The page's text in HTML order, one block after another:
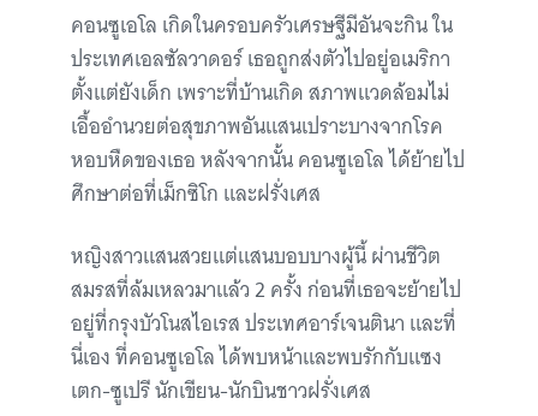
คอนซูเอโล เกิดในครอบครัวเศรษฐีมีอันจะกิน ใน
ประเทศเอลซัลวาดอร์ เธอถูกส่งตัวไปอยู่อเมริกา
ตั้งแต่ยังเด็ก เพราะที่บ้านเกิด สภาพแวดล้อมไม่
เอื้ออำนวยต่อสุขภาพอันแสนเปราะบางจากโรค
หอบหืดของเธอ หลังจากนั้น คอนซูเอโล ได้ย้ายไป
ศึกษาต่อที่เม็กซิโก และฝรั่งเศส
หญิงสาวแสนสวยแต่แสนบอบบางผู้นี้ ผ่านชีวิต
สมรสที่ล้มเหลวมาแล้ว 2 ครั้ง ก่อนที่เธอจะย้ายไป
อยู่ที่กรุงบัวโนสไอเรส ประเทศอาร์เจนตินา และที่
นี่เอง ที่คอนซูเอโล ได้พบหน้าและพบรักกับแซง
เตก-ซูเปรี นักเขียน-นักบินชาวฝรั่งเศส